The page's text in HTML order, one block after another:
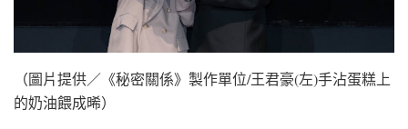
（圖片提供／《秘密關係》製作單位/王君豪(左)手沾蛋糕上
的奶油餵成晞）